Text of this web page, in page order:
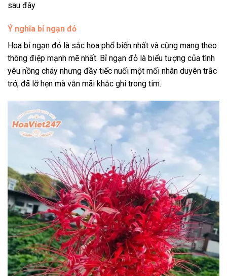
sau đây
Ý nghĩa bỉ ngạn đỏ
Hoa bỉ ngạn đỏ là sắc hoa phổ biến nhất và cũng mang theo
thông điệp mạnh mẽ nhất. Bỉ ngạn đỏ là biểu tượng của tình
yêu nồng cháy nhưng đầy tiếc nuối một mối nhân duyên trắc
trở, đã lỡ hẹn mà vẫn mãi khắc ghi trong tim.